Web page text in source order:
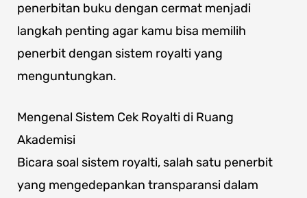
penerbitan buku dengan cermat menjadi
langkah penting agar kamu bisa memilih
penerbit dengan sistem royalti yang
menguntungkan.
Mengenal Sistem Cek Royalti di Ruang
Akademisi
Bicara soal sistem royalti, salah satu penerbit
yang mengedepankan transparansi dalam